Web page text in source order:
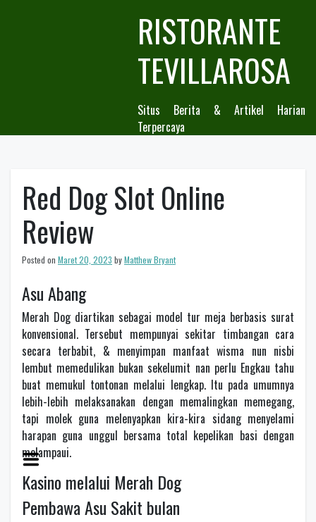
RISTORANTE
TEVILLAROSA
Situs Berita & Artikel Harian
Terpercaya
Red Dog Slot Online
Review
Posted on Maret 20, 2023 byMatthew Bryant
Asu Abang
Merah Dog diartikan sebagai model tur meja berbasis surat
konvensional. Tersebut mempunyai sekitar timbangan cara
secara terbabit, & menyimpan manfaat wisma nun nisbi
lembut memedulikan bukan sekelumit nan perlu Engkau tahu
buat memukul tontonan melalui lengkap. Itu pada umumnya
lebih-lebih melaksanakan dengan memalingkan memegang,
tapi molek guna melenyapkan kira-kira sidang menyelami
harapan guna unggul bersama total kepelikan basi dengan
melampaui.
Kasino melalui Merah Dog
Pembawa Asu Sakit bulan